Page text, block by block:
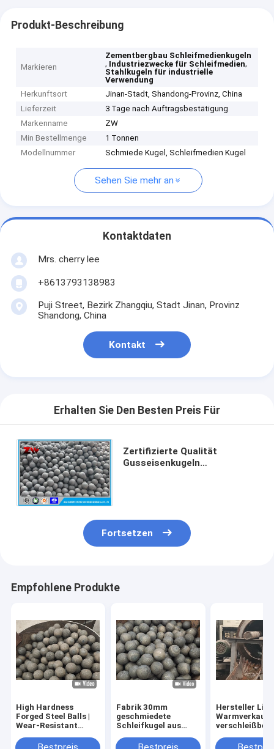
Produkt-Beschreibung
Markieren
Zementbergbau Schleifmedienkugeln
, Industriezwecke für Schleifmedien,
Stahlkugeln für industrielle
Verwendung
Herkunftsort
Jinan-Stadt, Shandong-Provinz, China
Lieferzeit
3 Tage nach Auftragsbestätigung
Markenname
ZW
Min Bestellmenge
1 Tonnen
Modellnummer
Schmiede Kugel, Schleifmedien Kugel
Sehen Sie mehr an
Kontaktdaten
Mrs. cherry lee
+8613793138983
Puji Street, Bezirk Zhangqiu, Stadt Jinan, Provinz
Shandong, China
Kontakt
Erhalten Sie Den Besten Preis Für
Zertifizierte Qualität
Gusseisenkugeln
Fortsetzen
Empfohlene Produkte
High Hardness
Forged Steel Balls |
Wear-Resistant
Mining Mills
Fabrik 30mm
geschmiedete
Schleifkugel aus
Schleifkugeln für
Hersteller
Warmverkauf